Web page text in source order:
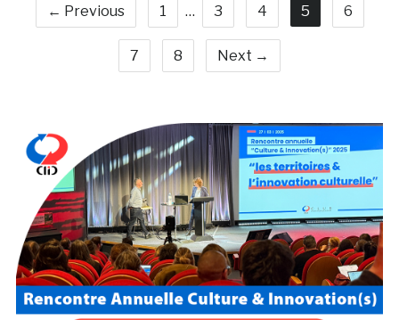
← Previous 1 … 3 4 5 6
7 8 Next →